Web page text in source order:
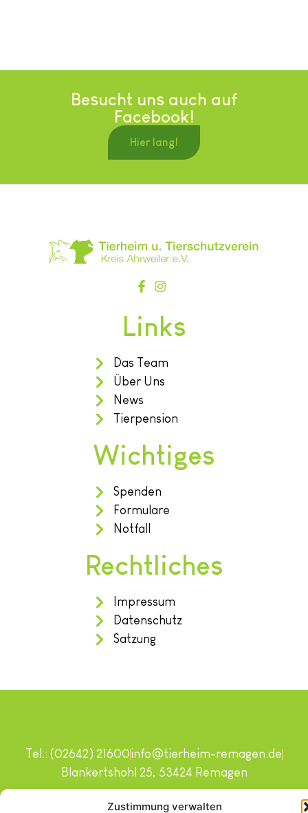
Zustimmung verwalten
Besucht uns auch auf
Facebook!
Hier lang!
Links
Das Team
Über Uns
News
Tierpension
Wichtiges
Spenden
Formulare
Notfall
Rechtliches
Impressum
Datenschutz
Satzung
Copyright © 2024. Alle Rechte vorbehalten.
Tel.: (02642) 21600info@tierheim-remagen.de
Blankertshohl 25, 53424 Remagen